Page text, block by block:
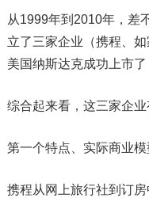
从1999年到2010年，差
立了三家企业（携程、
美国纳斯达克成功上市
综合起来看，这三家企业
第一个特点、实际商业模
携程从网上旅行社到订